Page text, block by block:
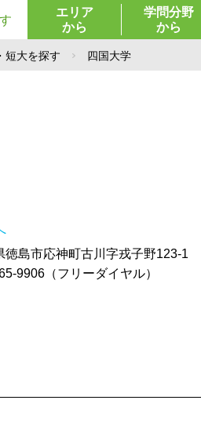
エリア
から
学問分野
から
短大を探す 四国大学
島市応神町古川字戎子野123-1
9906（フリーダイヤル）